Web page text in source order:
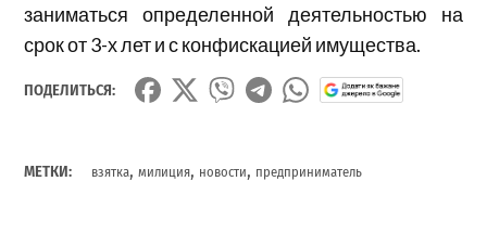
заниматься определенной деятельностью на
срок от 3-х лет и с конфискацией имущества.
ПОДЕЛИТЬСЯ:
МЕТКИ: взятка,милиция, новости, предприниматель